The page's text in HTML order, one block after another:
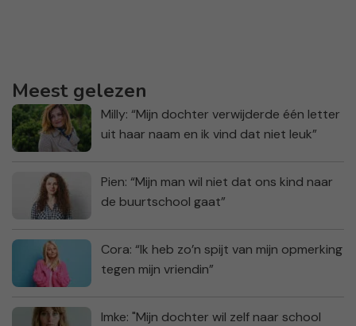
Meest gelezen
Milly: “Mijn dochter verwijderde één letter
uit haar naam en ik vind dat niet leuk”
Pien: “Mijn man wil niet dat ons kind naar
de buurtschool gaat”
Cora: “Ik heb zo’n spijt van mijn opmerking
tegen mijn vriendin”
Imke: "Mijn dochter wil zelf naar school